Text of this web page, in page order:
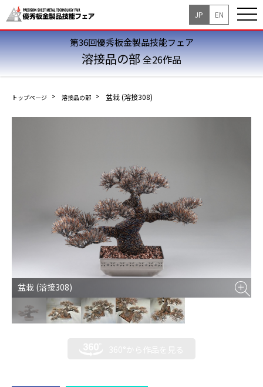
JP EN
第36回優秀板金製品技能フェア
溶接品の部全26作品
トップページ 溶接品の部 盆栽 (溶接308)
盆栽 (溶接308)